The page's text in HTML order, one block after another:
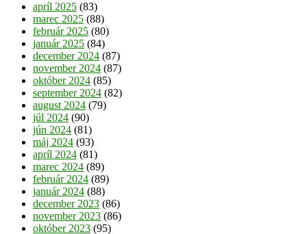
apríl 2025 (83)
marec 2025 (88)
február 2025 (80)
január 2025 (84)
december 2024 (87)
november 2024 (87)
október 2024 (85)
september 2024 (82)
august 2024 (79)
júl 2024 (90)
jún 2024 (81)
máj 2024 (93)
apríl 2024 (81)
marec 2024 (89)
február 2024 (89)
január 2024 (88)
december 2023 (86)
november 2023 (86)
október 2023 (95)